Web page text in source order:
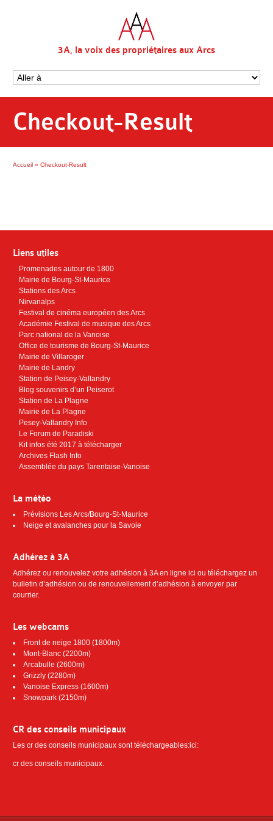
3A, la voix des propriétaires aux Arcs
Checkout-Result
Accueil » Checkout-Result
Liens utiles
Promenades autour de 1800
Mairie de Bourg-St-Maurice
Stations des Arcs
Nirvanalps
Festival de cinéma européen des Arcs
Académie Festival de musique des Arcs
Parc national de la Vanoise
Office de tourisme de Bourg-St-Maurice
Mairie de Villaroger
Mairie de Landry
Station de Peisey-Vallandry
Blog souvenirs d’un Peiserot
Station de La Plagne
Mairie de La Plagne
Pesey-Vallandry Info
Le Forum de Paradiski
Kit infos été 2017 à télécharger
Archives Flash Info
Assemblée du pays Tarentaise-Vanoise
La météo
Prévisions Les Arcs/Bourg-St-Maurice
Neige et avalanches pour la Savoie
Adhérez à 3A
Adhérez ou renouvelez votre adhésion à 3Aen ligne ici ou téléchargezun
bulletin d’adhésion ou de renouvellement d’adhésion à envoyer par
courrier.
Les webcams
Front de neige 1800 (1800m)
Mont-Blanc (2200m)
Arcabulle (2600m)
Grizzly (2280m)
Vanoise Express (1600m)
Snowpark (2150m)
CR des conseils municipaux
Les cr des conseils municipaux sont téléchargeables:ici:
cr des conseils municipaux.